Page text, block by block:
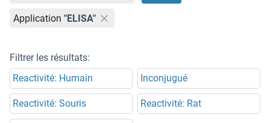
Application "ELISA"
Filtrer les résultats:
Reactivité: Humain
Inconjugué
Reactivité: Souris Reactivité: Rat